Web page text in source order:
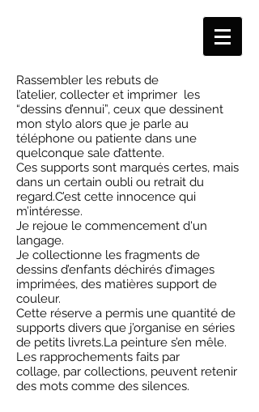
Rassembler les rebuts de
l’atelier, collecter et imprimer les
“dessins d’ennui”, ceux que dessinent
mon stylo alors que je parle au
téléphone ou patiente dans une
quelconque sale d’attente.
Ces supports sont marqués certes, mais
dans un certain oubli ou retrait du
regard.C’est cette innocence qui
m’intéresse.
Je rejoue le commencement d'un
langage.
Je collectionne les fragments de
dessins d’enfants déchirés d’images
imprimées, des matières support de
couleur.
Cette réserve a permis une quantité de
supports divers que j’organise en séries
de petits livrets.La peinture s’en mêle.
Les rapprochements faits par
collage, par collections, peuvent retenir
des mots comme des silences.
Palimpsestes, Sylvie Mir 1999